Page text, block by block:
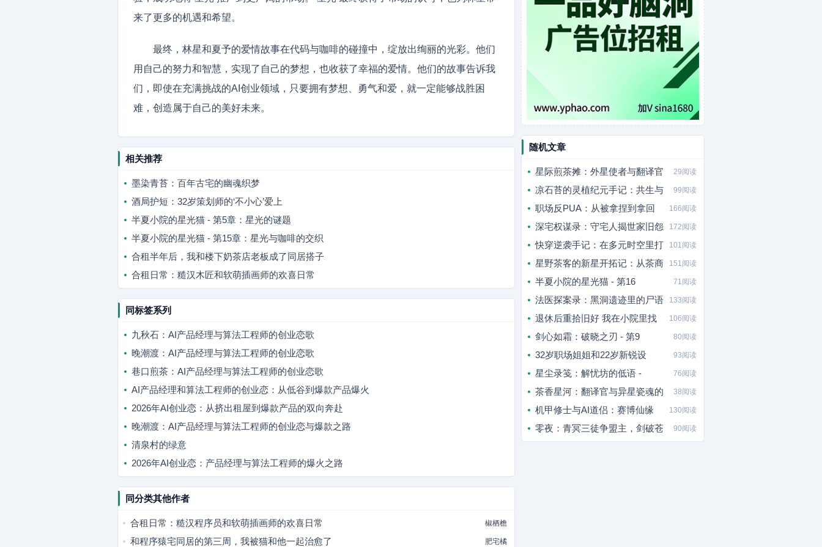
来了更多的机遇和希望。
最终，林星和夏予的爱情故事在代码与咖啡的碰撞中，绽放出绚丽的光彩。他们
用自己的努力和智慧，实现了自己的梦想，也收获了幸福的爱情。他们的故事告诉我
们，即使在充满挑战的AI创业领域，只要拥有梦想、勇气和爱，就一定能够战胜困
难，创造属于自己的美好未来。
相关推荐
墨染青苔：百年古宅的幽魂织梦
酒局护短：32岁策划师的‘不小心’爱上
半夏小院的星光猫 - 第5章：星光的谜题
半夏小院的星光猫 - 第15章：星光与咖啡的交织
合租半年后，我和楼下奶茶店老板成了同居搭子
合租日常：糙汉木匠和软萌插画师的欢喜日常
同标签系列
九秋石：AI产品经理与算法工程师的创业恋歌
晚潮渡：AI产品经理与算法工程师的创业恋歌
巷口煎茶：AI产品经理与算法工程师的创业恋歌
AI产品经理和算法工程师的创业恋：从低谷到爆款产品爆火
2026年AI创业恋：从挤出租屋到爆款产品的双向奔赴
晚潮渡：AI产品经理与算法工程师的创业恋与爆款之路
清泉村的绿意
2026年AI创业恋：产品经理与算法工程师的爆火之路
同分类其他作者
合租日常：糙汉程序员和软萌插画师的欢喜日常 椒栖檐
和程序猿宅同居的第三周，我被猫和他一起治愈了 肥宅橘
随机文章
星际煎茶摊：外星使者与翻译官 29阅读
凉石苔的灵植纪元手记：共生与 99阅读
职场反PUA：从被拿捏到拿回 166阅读
深宅权谋录：守宅人揭世家旧怨 172阅读
快穿逆袭手记：在多元时空里打 101阅读
星野茶客的新星开拓记：从茶商 151阅读
半夏小院的星光猫 - 第16 71阅读
法医探案录：黑洞遗迹里的尸语 133阅读
退休后重拾旧好 我在小院里找 106阅读
剑心如霜：破晓之刃 - 第9 80阅读
32岁职场姐姐和22岁新锐设 93阅读
星尘录笺：解忧坊的低语 - 76阅读
茶香星河：翻译官与异星瓷魂的 38阅读
机甲修士与AI道侣：赛博仙缘 130阅读
零夜：青冥三徒争盟主，剑破苍 90阅读